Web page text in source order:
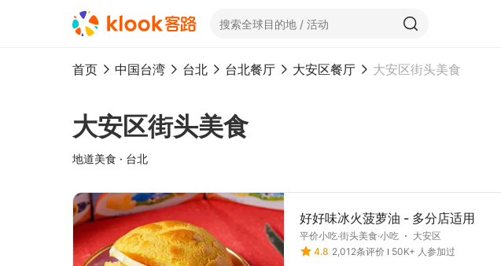
首页 中国台湾 台北 台北餐厅 大安区餐厅 大安区街头美食
大安区街头美食
地道美食 · 台北
好好味冰火菠萝油 - 多分店适用
平价小吃·街头美食·小吃
大安区
4.8 2,012条评价 50K+ 人参加过